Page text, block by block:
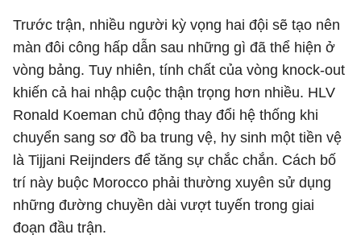
Trước trận, nhiều người kỳ vọng hai đội sẽ tạo nên
màn đôi công hấp dẫn sau những gì đã thể hiện ở
vòng bảng. Tuy nhiên, tính chất của vòng knock-out
khiến cả hai nhập cuộc thận trọng hơn nhiều. HLV
Ronald Koeman chủ động thay đổi hệ thống khi
chuyển sang sơ đồ ba trung vệ, hy sinh một tiền vệ
là Tijjani Reijnders để tăng sự chắc chắn. Cách bố
trí này buộc Morocco phải thường xuyên sử dụng
những đường chuyền dài vượt tuyến trong giai
đoạn đầu trận.